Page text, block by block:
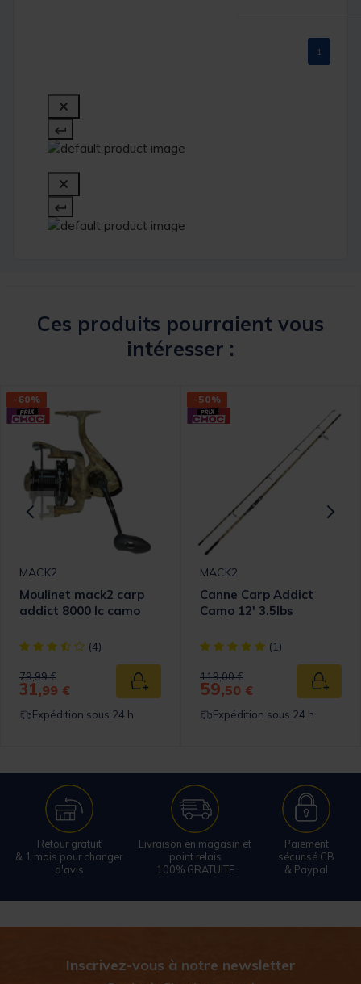
1
Ces produits pourraient vous
intéresser :
Rating
panier
-60%
MACK2
Moulinet mack2 carp
addict 8000 lc camo
[object Object] out of 5 Customer Rating
(4)
Price reduced from
79,99 €to
31,99 € Ajouter au panier
Expédition sous 24 h
-50%
MACK2
Canne Carp Addict
Camo 12' 3.5lbs
[object Object] out of 5
(1)
Price reduced from
119,00 €to
59,50 €
Expédition sous 24 h
Retour gratuit
& 1 mois pour changer
d'avis
Livraison en magasin et
point relais
100% GRATUITE
Paiement
sécurisé CB
& Paypal
Inscrivez-vous à notre newsletter